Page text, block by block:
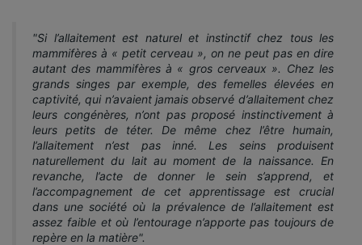
"Si l’allaitement est naturel et instinctif chez tous les
mammifères à « petit cerveau », on ne peut pas en dire
autant des mammifères à « gros cerveaux ». Chez les
grands singes par exemple, des femelles élevées en
captivité, qui n’avaient jamais observé d’allaitement chez
leurs congénères, n’ont pas proposé instinctivement à
leurs petits de téter. De même chez l’être humain,
l’allaitement n’est pas inné. Les seins produisent
naturellement du lait au moment de la naissance. En
revanche, l’acte de donner le sein s’apprend, et
l’accompagnement de cet apprentissage est crucial
dans une société où la prévalence de l’allaitement est
assez faible et où l’entourage n’apporte pas toujours de
repère en la matière".